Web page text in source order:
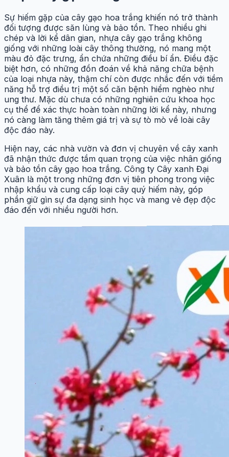
Sự hiếm gặp của cây gạo hoa trắng khiến nó trở thành
đối tượng được săn lùng và bảo tồn. Theo nhiều ghi
chép và lời kể dân gian, nhựa cây gạo trắng không
giống với những loài cây thông thường, nó mang một
màu đỏ đặc trưng, ẩn chứa những điều bí ẩn. Điều đặc
biệt hơn, có những đồn đoán về khả năng chữa bệnh
của loại nhựa này, thậm chí còn được nhắc đến với tiềm
năng hỗ trợ điều trị một số căn bệnh hiểm nghèo như
ung thư. Mặc dù chưa có những nghiên cứu khoa học
cụ thể để xác thực hoàn toàn những lời kể này, nhưng
nó càng làm tăng thêm giá trị và sự tò mò về loài cây
độc đáo này.
Hiện nay, các nhà vườn và đơn vị chuyên về cây xanh
đã nhận thức được tầm quan trọng của việc nhân giống
và bảo tồn cây gạo hoa trắng. Công ty Cây xanh Đại
Xuân là một trong những đơn vị tiên phong trong việc
nhập khẩu và cung cấp loại cây quý hiếm này, góp
phần giữ gìn sự đa dạng sinh học và mang vẻ đẹp độc
đáo đến với nhiều người hơn.